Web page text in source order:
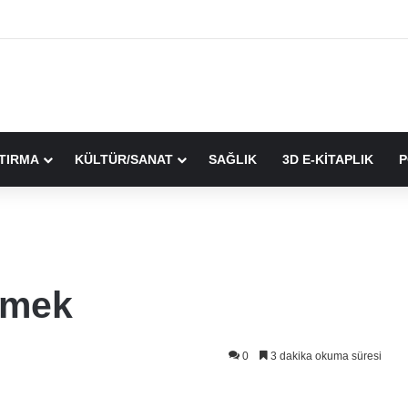
KÜLTÜR/SANAT SAĞLIK 3D E-KİTAPLIK
0 3 dakika okuma süresi